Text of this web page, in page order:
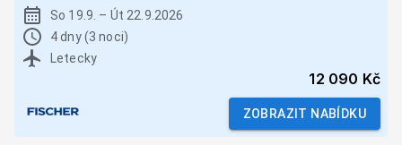
So 19.9. – Út 22.9.2026
4 dny (3 noci)
Letecky
12 090 Kč
ZOBRAZIT NABÍDKU